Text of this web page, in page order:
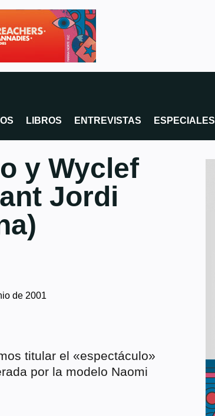
LIBROS ENTREVISTAS ESPECIALES
y Wyclef
Jordi
de 2001
titular el «espectáculo»
por la modelo Naomi